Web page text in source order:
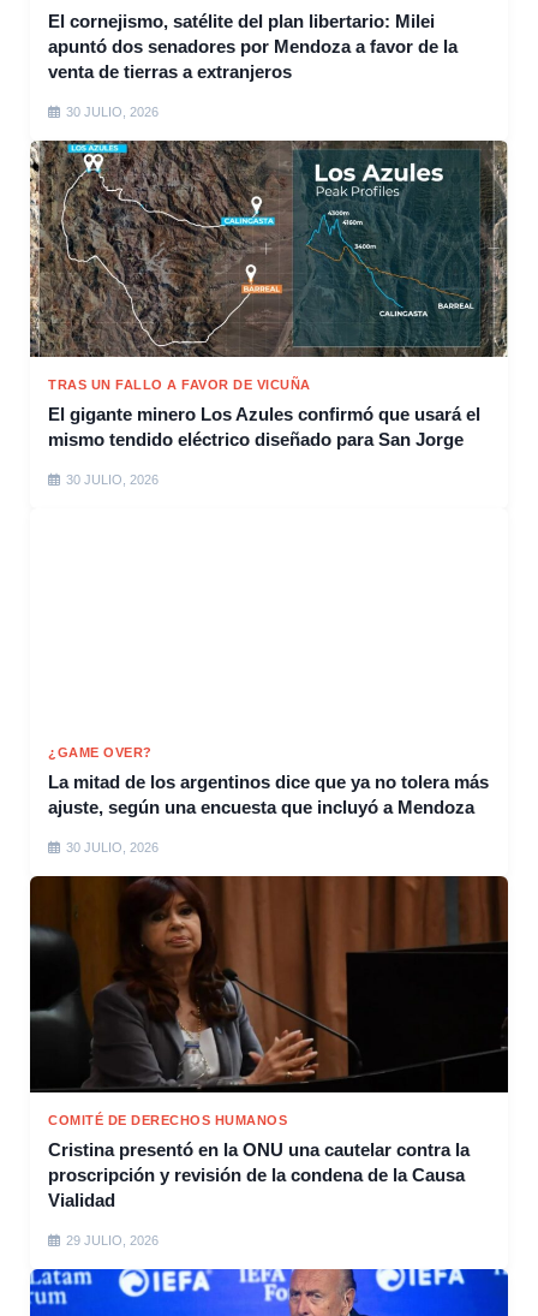
El cornejismo, satélite del plan libertario: Milei
apuntó dos senadores por Mendoza a favor de la
venta de tierras a extranjeros
30 JULIO, 2026
TRAS UN FALLO A FAVOR DE VICUÑA
El gigante minero Los Azules confirmó que usará el
mismo tendido eléctrico diseñado para San Jorge
30 JULIO, 2026
¿GAME OVER?
La mitad de los argentinos dice que ya no tolera más
ajuste, según una encuesta que incluyó a Mendoza
30 JULIO, 2026
COMITÉ DE DERECHOS HUMANOS
Cristina presentó en la ONU una cautelar contra la
proscripción y revisión de la condena de la Causa
Vialidad
29 JULIO, 2026